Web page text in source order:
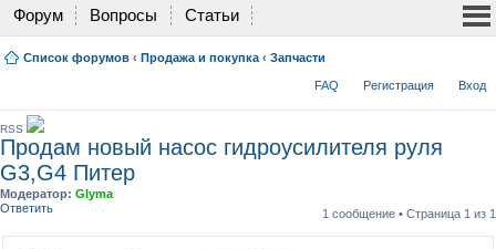
Форум Вопросы Статьи
Список форумов ‹ Продажа и покупка ‹ Запчасти
FAQ Регистрация Вход
RSS
Продам новый насос гидроусилителя руля
G3,G4 Питер
Модератор: Glyma
Ответить
1 сообщение • Страница 1 из 1